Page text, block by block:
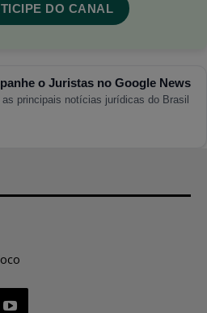
DO CANAL
o Juristas no Google News
as principais notícias jurídicas do Brasil